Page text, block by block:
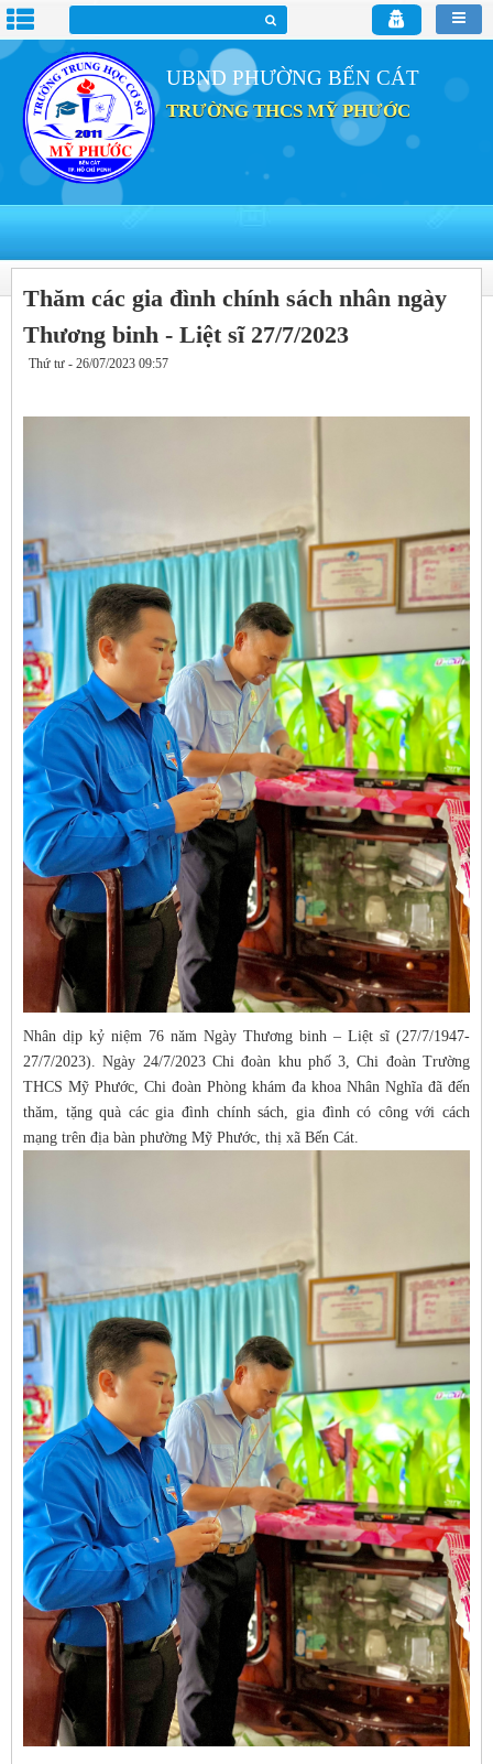
UBND PHƯỜNG BẾN CÁT
TRƯỜNG THCS MỸ PHƯỚC
Thăm các gia đình chính sách nhân ngày
Thương binh - Liệt sĩ 27/7/2023
Thứ tư - 26/07/2023 09:57
Nhân dịp kỷ niệm 76 năm Ngày Thương binh – Liệt sĩ (27/7/1947-
27/7/2023). Ngày 24/7/2023 Chi đoàn khu phố 3, Chi đoàn Trường
THCS Mỹ Phước, Chi đoàn Phòng khám đa khoa Nhân Nghĩa đã đến
thăm, tặng quà các gia đình chính sách, gia đình có công với cách
mạng trên địa bàn phường Mỹ Phước, thị xã Bến Cát.